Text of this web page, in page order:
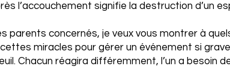
l’accouchement signifie la destruction d’un
parents concernés, je veux vous montrer à
miracles pour gérer un événement si
Chacun réagira différemment, l’un a besoin